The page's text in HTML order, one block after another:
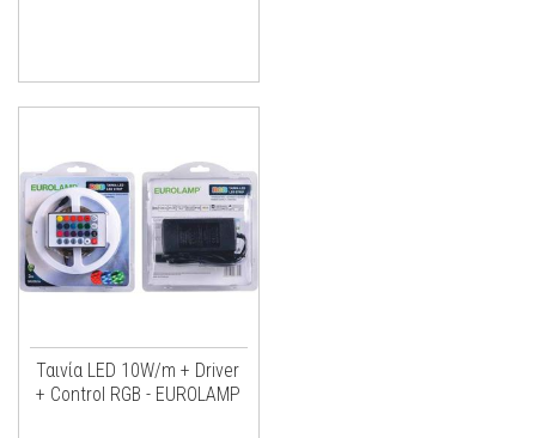
Ταινία LED 10W/m + Driver
+ Control RGB - EUROLAMP